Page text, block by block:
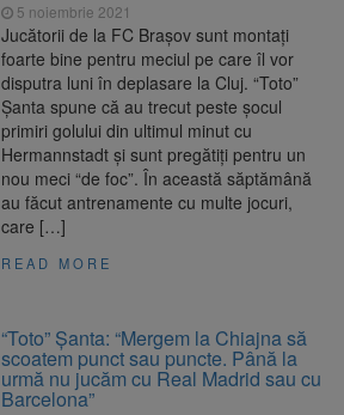
5 noiembrie 2021
Jucătorii de la FC Braşov sunt montaţi
foarte bine pentru meciul pe care îl vor
disputra luni în deplasare la Cluj. “Toto”
Şanta spune că au trecut peste şocul
primiri golului din ultimul minut cu
Hermannstadt şi sunt pregătiţi pentru un
nou meci “de foc”. În această săptămână
au făcut antrenamente cu multe jocuri,
care […]
READ MORE
“Toto” Şanta: “Mergem la Chiajna să
scoatem punct sau puncte. Până la
urmă nu jucăm cu Real Madrid sau cu
Barcelona”